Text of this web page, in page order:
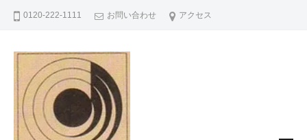
0120-222-1111 お問い合わせ アクセス